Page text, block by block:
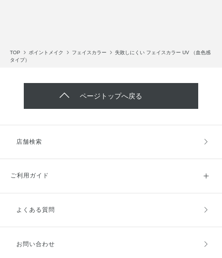
TOP ポイントメイク フェイスカラー
失敗しにくい フェイスカラー UV （血色感
タイプ）
ページトップへ戻る
店舗検索
ご利用ガイド
ご利用ガイドトップ
お支払方法
よくある質問
お問い合わせ